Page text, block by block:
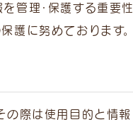
を管理・保護する重要性
護に努めております。
の際は使用目的と情報